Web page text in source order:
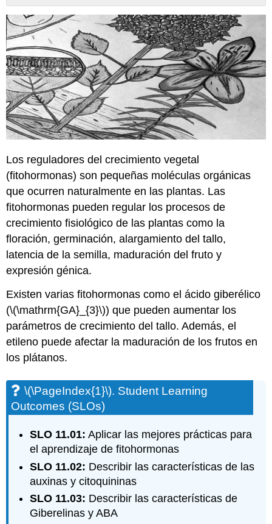
(\PageIndex{1}\).
Student
Learning
Outcomes
(SLOs)
\
(\PageIndex{2}\).
Big
Picture
\
Vocabulary
and
\
(\PageIndex{4}\).
Test
Your
Knowledge
\
(\PageIndex{5}\).
Can
You
Spot
Plants?
\
Check
Your
Answers
Los reguladores del crecimiento vegetal
(fitohormonas) son pequeñas moléculas orgánicas
que ocurren naturalmente en las plantas. Las
fitohormonas pueden regular los procesos de
crecimiento fisiológico de las plantas como la
floración, germinación, alargamiento del tallo,
latencia de la semilla, maduración del fruto y
expresión génica.
Existen varias fitohormonas como el ácido giberélico
(\(\mathrm{GA}_{3}\)) que pueden aumentar los
parámetros de crecimiento del tallo. Además, el
etileno puede afectar la maduración de los frutos en
los plátanos.
\(\PageIndex{1}\). Student Learning
Outcomes (SLOs)
SLO 11.01: Aplicar las mejores prácticas para
el aprendizaje de fitohormonas
SLO 11.02: Describir las características de las
auxinas y citoquininas
SLO 11.03: Describir las características de
Giberelinas y ABA